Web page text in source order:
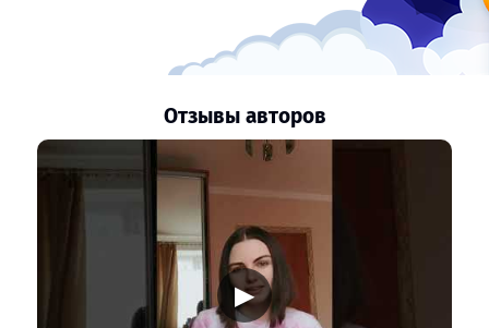
Отзывы авторов
▶